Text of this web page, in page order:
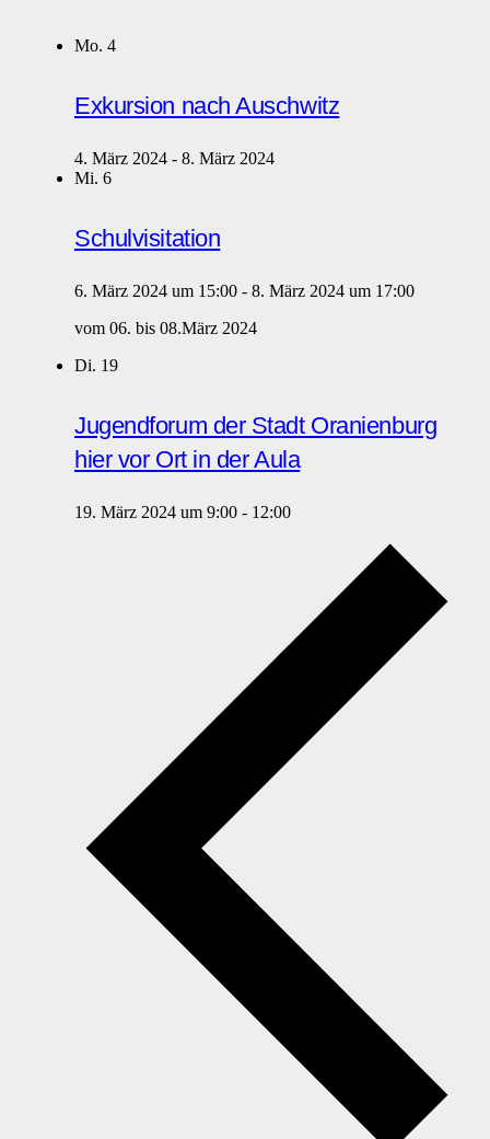
Mo. 4
Exkursion nach Auschwitz
4. März 2024 - 8. März 2024
Mi. 6
Schulvisitation
6. März 2024 um 15:00 - 8. März 2024 um 17:00
vom 06. bis 08.März 2024
Di. 19
Jugendforum der Stadt Oranienburg
hier vor Ort in der Aula
19. März 2024 um 9:00 - 12:00